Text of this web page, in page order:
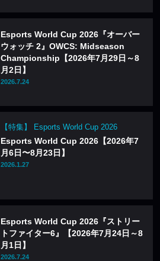
Esports World Cup 2026『オーバー
ウォッチ 2』OWCS: Midseason
Championship【2026年7月29日～8
月2日】
2026.7.24
【特集】 Esports World Cup 2026
Esports World Cup 2026【2026年7
月6日〜8月23日】
2026.1.27
Esports World Cup 2026『ストリー
トファイター6』【2026年7月24日～8
月1日】
2026.7.24